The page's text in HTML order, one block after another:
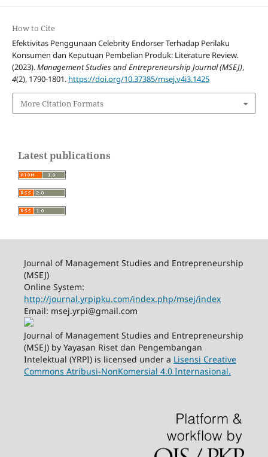
How to Cite
Efektivitas Penggunaan Celebrity Endorser Terhadap Perilaku
Konsumen dan Keputuan Pembelian Produk: Literature Review.
(2023).Management Studies and Entrepreneurship Journal (MSEJ),
4(2), 1790-1801. https://doi.org/10.37385/msej.v4i3.1425
More Citation Formats
Latest publications
Journal of Management Studies and Entrepreneurship
(MSEJ)
Online System:
http://journal.yrpipku.com/index.php/msej/index
Email: msej.yrpi@gmail.com
Journal of Management Studies and Entrepreneurship
(MSEJ) by Yayasan Riset dan Pengembangan
Intelektual (YRPI) is licensed under a Lisensi Creative
Commons Atribusi-NonKomersial 4.0 Internasional.